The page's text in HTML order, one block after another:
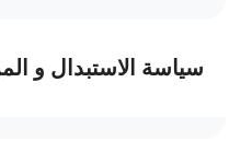
سياسة الاستبدال و